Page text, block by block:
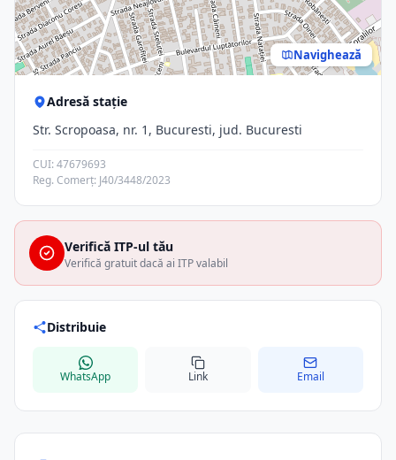
Navighează
Adresă stație
Str. Scropoasa, nr. 1, Bucuresti, jud. Bucuresti
CUI: 47679693
Reg. Comerț: J40/3448/2023
Verifică ITP-ul tău
Verifică gratuit dacă ai ITP valabil
Distribuie
WhatsApp Link Email